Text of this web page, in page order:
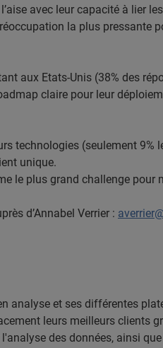
avec leur capacité à lier
la plus pressante
aux Etats-Unis (38% des
claire pour leur
technologies (seulement 9%
unique.
le plus grand challenge pour
d’Annabel Verrier :
analyse et ses différentes
leurs meilleurs clients
des données, ainsi